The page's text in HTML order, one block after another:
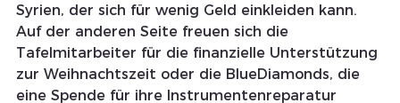
Syrien, der sich für wenig Geld einkleiden kann.
Auf der anderen Seite freuen sich die
Tafelmitarbeiter für die finanzielle Unterstützung
zur Weihnachtszeit oder die BlueDiamonds, die
eine Spende für ihre Instrumentenreparatur